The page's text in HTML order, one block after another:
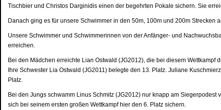
Tischbier und Christos Darginidis einen der begehrten Pokale sichern. Sie
Danach ging es für unsere Schwimmer in den 50m, 100m und 200m Strecken
Unsere Schwimmer und Schwimmerinnen von der Anfänger- und
erreichen.
Bei den Mädchen erreichte Lian Ostwald (JG2012), die bei diesem
Ihre Schwester Lia Ostwald (JG2011) belegte den 13. Platz. Juliane
Platz.
Bei den Jungs schwamm Linus Schmitz (JG2012) nur knapp am
sich bei seinem ersten großen Wettkampf hier den 6. Platz sichern.